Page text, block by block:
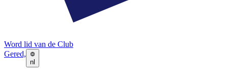
Word lid van de Club
Gered,
nl